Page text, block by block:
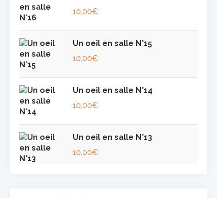
10,00€
Un oeil en salle N°15
10,00€
Un oeil en salle N°14
10,00€
Un oeil en salle N°13
10,00€